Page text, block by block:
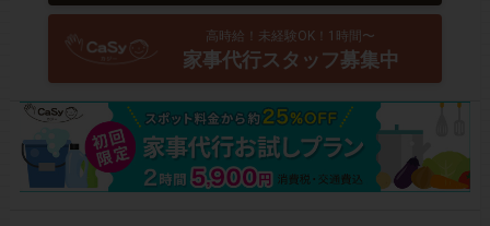
高時給！未経験OK！1時間〜
家事代行スタッフ募集中